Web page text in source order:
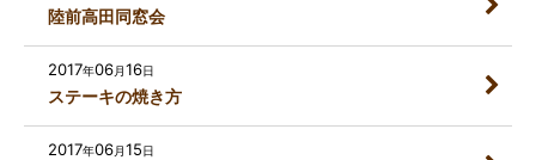
陸前高田同窓会
2017年06月16日
ステーキの焼き方
2017年06月15日